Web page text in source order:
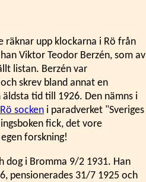
räknar upp klockarna i Rö från
Viktor Teodor Berzén, som av
listan. Berzén var
skrev bland annat en
tid till 1926. Den nämns i
socken i paradverket "Sveriges
fick, det vore
forskning!
dog i Bromma 9/2 1931. Han
pensionerades 31/7 1925 och